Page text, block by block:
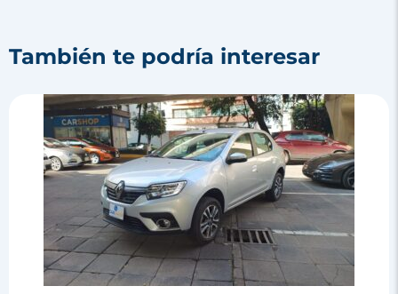
También te podría interesar